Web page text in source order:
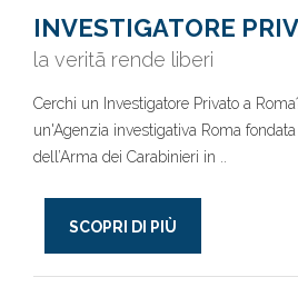
INVESTIGATORE
la veritã rende liberi
Cerchi un Investigatore Privato a
un'Agenzia investigativa Roma
dell’Arma dei Carabinieri in ..
SCOPRI DI PIÙ